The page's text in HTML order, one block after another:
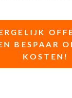
BESPAAR
KOSTEN!